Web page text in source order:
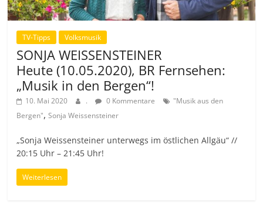
TV-Tipps Volksmusik
SONJA WEISSENSTEINER
Heute (10.05.2020), BR Fernsehen:
„Musik in den Bergen“!
10. Mai 2020 . 0 Kommentare
"Musik aus den
Bergen",Sonja Weissensteiner
„Sonja Weissensteiner unterwegs im östlichen Allgäu“ //
20:15 Uhr – 21:45 Uhr!
Weiterlesen